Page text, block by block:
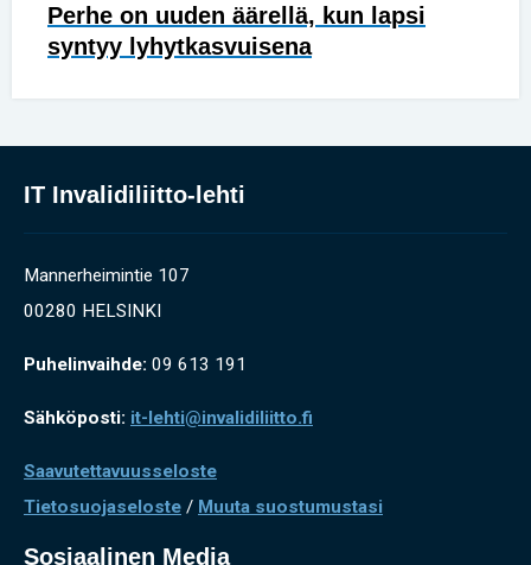
Perhe on uuden äärellä, kun lapsi
syntyy lyhytkasvuisena
IT Invalidiliitto-lehti
Mannerheimintie 107
00280 HELSINKI
Puhelinvaihde: 09 613 191
Sähköposti: it-lehti@invalidiliitto.fi
Saavutettavuusseloste
Tietosuojaseloste / Muuta suostumustasi
Sosiaalinen Media